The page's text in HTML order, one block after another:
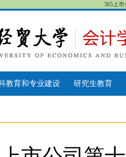
365上
教育和专业建设 研究生教育